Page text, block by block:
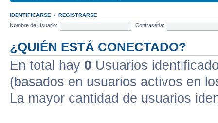
IDENTIFICARSE • REGISTRARSE
Nombre de Usuario:
Contraseña:
¿QUIÉN ESTÁ CONECTADO?
En total hay 0 Usuarios
(basados en usuarios activos en
La mayor cantidad de usuarios